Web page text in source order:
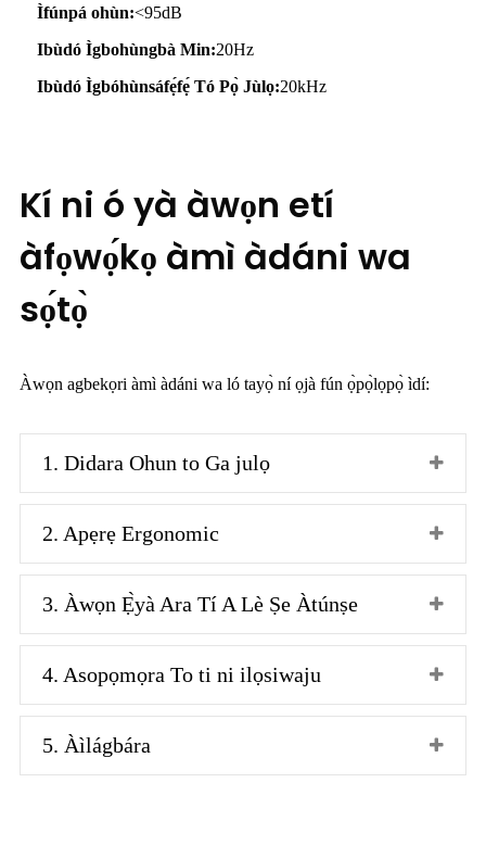
Ìfúnpá ohùn:<95dB
Ibùdó Ìgbohùngbà Min:20Hz
Ibùdó Ìgbóhùnsáfẹ́fẹ́ Tó Pọ̀ Jùlọ:20kHz
Kí ni ó yà àwọn etí
àfọwọ́kọ àmì àdáni wa
sọ́tọ̀
Àwọn agbekọri àmì àdáni wa ló tayọ̀ ní ọjà fún ọ̀pọ̀lọpọ̀ ìdí:
1. Didara Ohun to Ga julọ
2. Apẹrẹ Ergonomic
3. Àwọn Ẹ̀yà Ara Tí A Lè Ṣe Àtúnṣe
4. Asopọmọra To ti ni ilọsiwaju
5. Àìlágbára